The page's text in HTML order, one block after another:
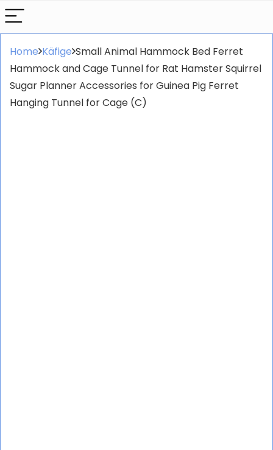
Home Käfige Small Animal Hammock Bed Ferret
Hammock and Cage Tunnel for Rat Hamster Squirrel
Sugar Planner Accessories for Guinea Pig Ferret
Hanging Tunnel for Cage (C)